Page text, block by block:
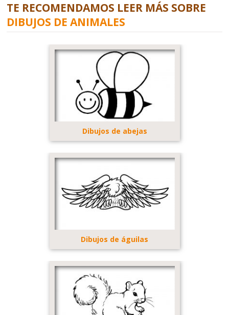
TE RECOMENDAMOS LEER MÁS SOBRE
DIBUJOS DE ANIMALES
Dibujos de abejas
Dibujos de águilas